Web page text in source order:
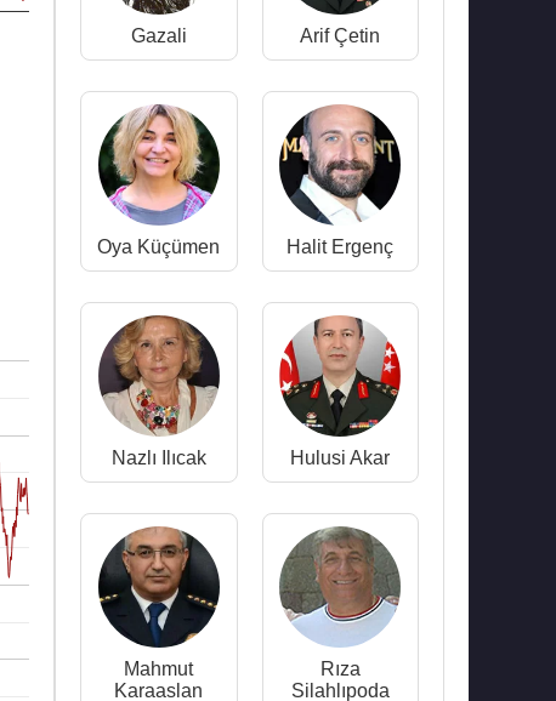
Gazali Arif Çetin
Oya Küçümen Halit Ergenç
Nazlı Ilıcak Hulusi Akar
Mahmut
Karaaslan
Rıza
Silahlıpoda